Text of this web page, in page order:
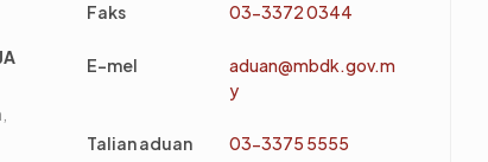
Faks 03-3372 0344
E-mel
aduan@mbdk.gov.m
y
Talian aduan 03-3375 5555